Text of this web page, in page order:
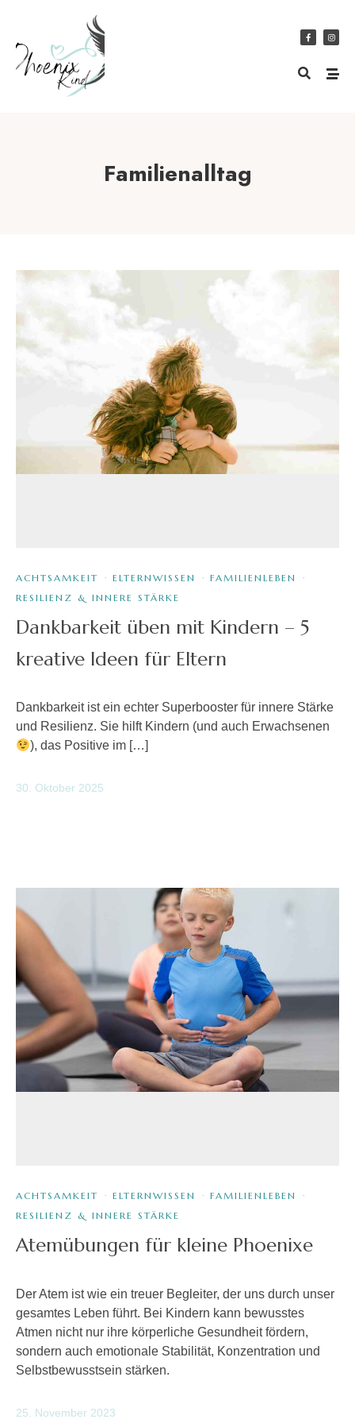
Familienalltag
ACHTSAMKEIT · ELTERNWISSEN · FAMILIENLEBEN
·
RESILIENZ & INNERE STÄRKE
Dankbarkeit üben mit Kindern – 5
kreative Ideen für Eltern
Dankbarkeit ist ein echter Superbooster für innere Stärke
und Resilienz. Sie hilft Kindern (und auch Erwachsenen
), das Positive im […]
30. Oktober 2025
ACHTSAMKEIT · ELTERNWISSEN · FAMILIENLEBEN
·
RESILIENZ & INNERE STÄRKE
Atemübungen für kleine Phoenixe
Der Atem ist wie ein treuer Begleiter, der uns durch unser
gesamtes Leben führt. Bei Kindern kann bewusstes
Atmen nicht nur ihre körperliche Gesundheit fördern,
sondern auch emotionale Stabilität, Konzentration und
Selbstbewusstsein stärken.
25. November 2023